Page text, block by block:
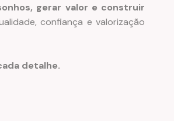
gerar valor e construir
confiança e valorização
detalhe.